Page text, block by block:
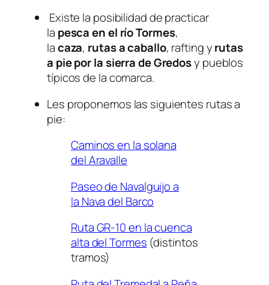
Existe la posibilidad de practicar
la pesca en el río Tormes,
lacaza, rutas a caballo, rafting yrutas
a pie por la sierra de Gredosy pueblos
típicos de la comarca.
Les proponemos las siguientes rutas a
pie:
Caminos en la solana
del Aravalle
Paseo de Navalguijo a
la Nava del Barco
Ruta GR-10 en la cuenca
alta del Tormes (distintos
tramos)